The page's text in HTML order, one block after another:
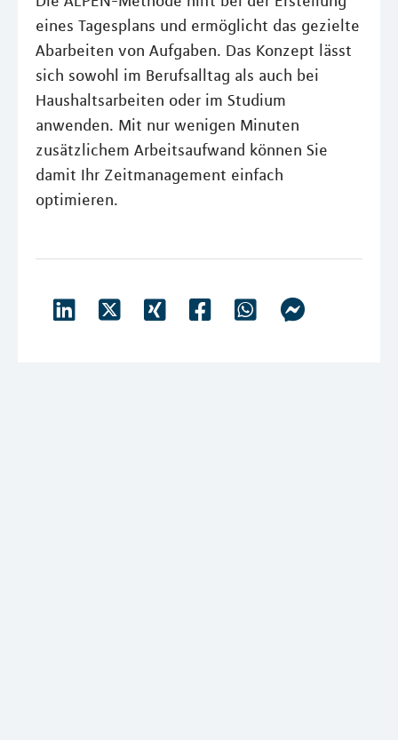
eines Tagesplans und ermöglicht das gezielte
Abarbeiten von Aufgaben. Das Konzept lässt
sich sowohl im Berufsalltag als auch bei
Haushaltsarbeiten oder im Studium
anwenden. Mit nur wenigen Minuten
zusätzlichem Arbeitsaufwand können Sie
damit Ihr Zeitmanagement einfach
optimieren.